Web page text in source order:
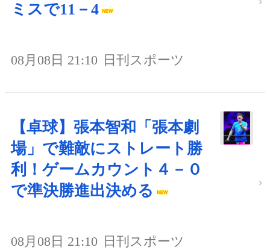
ミスで11－4
08月08日 21:10 日刊スポーツ
【卓球】張本智和「張本劇
場」で難敵にストレート勝
利！ゲームカウント４－０
で準決勝進出決める
08月08日 21:10 日刊スポーツ